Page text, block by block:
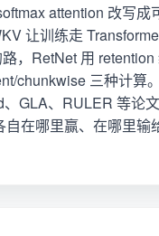
attention 改写成
让训练走
，RetNet 用 retention
chunkwise 三种计算
GLA、RULER 等论
自在哪里赢、在哪里输